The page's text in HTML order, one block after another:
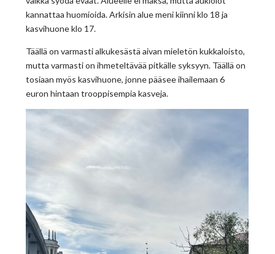
kannattaa huomioida. Arkisin alue meni kiinni klo 18 ja
kasvihuone klo 17.
Täällä on varmasti alkukesästä aivan mieletön kukkaloisto,
mutta varmasti on ihmeteltävää pitkälle syksyyn. Täällä on
tosiaan myös kasvihuone, jonne pääsee ihailemaan 6
euron hintaan trooppisempia kasveja.